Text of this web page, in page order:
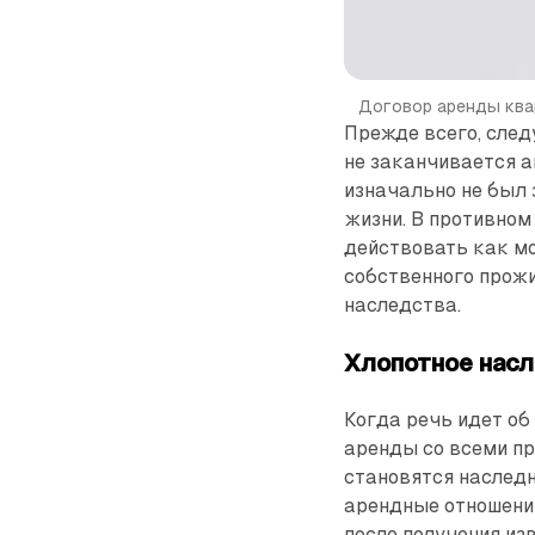
Договор аренды
Прежде всего,
не заканчивается
изначально не
жизни. В
действовать как
собственного
наследства.
Хлопотное
Когда речь идет
аренды со всеми
становятся
арендные